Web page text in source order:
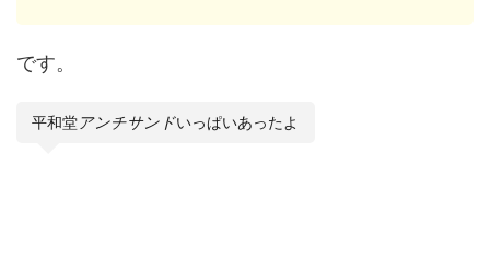
です。
平和堂アンチサンドいっぱいあったよ